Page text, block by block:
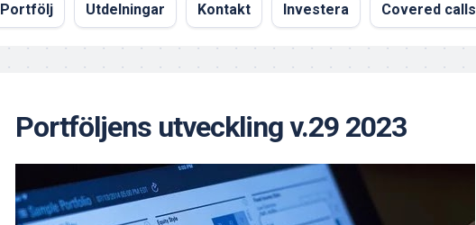
Portfölj Utdelningar Kontakt Investera Covered calls
Portföljens utveckling v.29 2023